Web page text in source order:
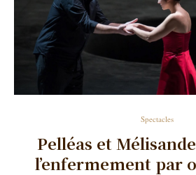
Spectacles
Pelléas et
l’enfermement par